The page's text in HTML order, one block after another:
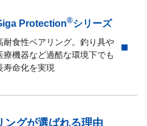
Protection®シリーズ
耐食性ベアリング。釣り具や
療機器など過酷な環境下でも
寿命化を実現
ングが選ばれる理由